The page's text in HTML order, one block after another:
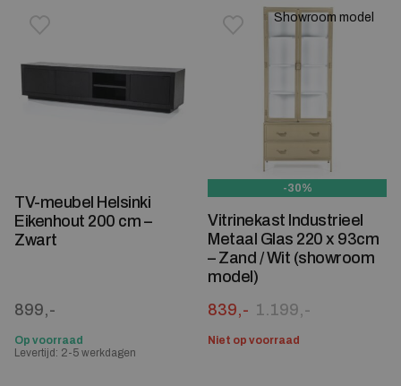
Toevoegen aan verlanglijstje
Verwijderen van verlanglijst
TV-meubel Helsinki
Eikenhout 200 cm –
Zwart
899,-
Op voorraad
Levertijd: 2-5 werkdagen
Showroom model
Toevoegen aan
Verwijderen van verlanglijst
-30%
Vitrinekast Industrieel
Metaal Glas 220 x 93cm
– Zand / Wit (showroom
model)
1.199,-
Oorspronkelijke prijs
839,-
Huidige prijs is: 839,-.
Niet op voorraad